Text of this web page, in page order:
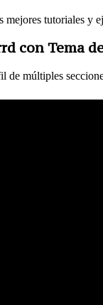
mejores tutoriales y
con Tema
de múltiples